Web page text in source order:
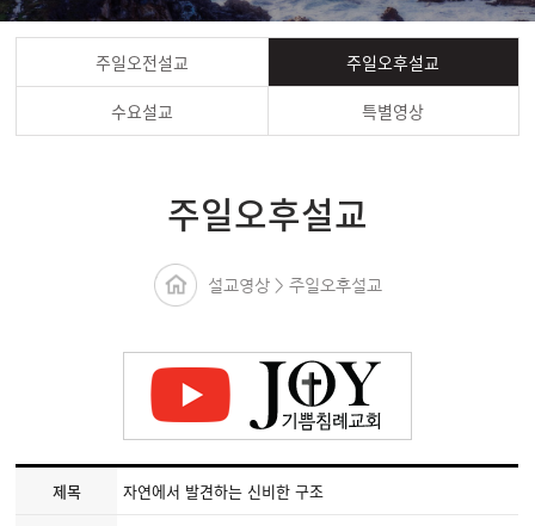
주일오전설교 주일오후설교
수요설교 특별영상
주일오후설교
설교영상 > 주일오후설교
제목 자연에서 발견하는 신비한 구조